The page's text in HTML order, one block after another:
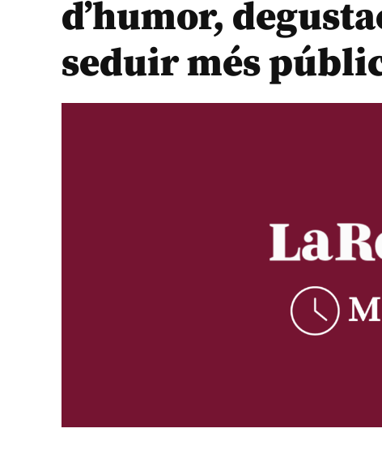
d’humor,
seduir més